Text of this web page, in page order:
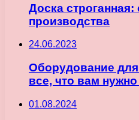
Доска
производства
24.06.2023
Оборудование
все, что вам нужно
01.08.2024